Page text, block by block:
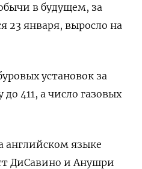
в будущем, ​за
23 января, выросло ⁠на
установок за
411, а число газовых
‍английском языке
⁠ДиСавино и Анушри